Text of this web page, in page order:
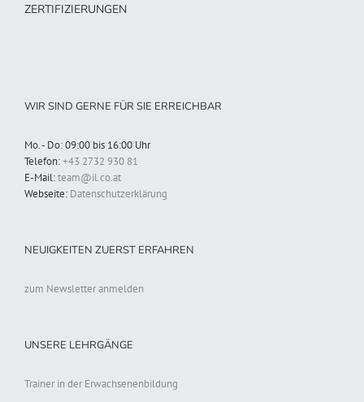
ZERTIFIZIERUNGEN
WIR SIND GERNE FÜR SIE ERREICHBAR
Mo. - Do: 09:00 bis 16:00 Uhr
Telefon:+43 2732 930 81
E-Mail:team@il.co.at
Webseite: Datenschutzerklärung
NEUIGKEITEN ZUERST ERFAHREN
zum Newsletter anmelden
UNSERE LEHRGÄNGE
Trainer in der Erwachsenenbildung